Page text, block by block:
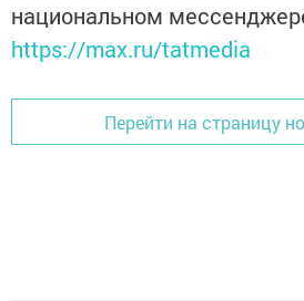
национальном
https://max.ru/tatmedia
Перейти на страницу